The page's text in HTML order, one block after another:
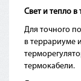
Свет и тепло в
Для точного
в террариуме
термокабели.